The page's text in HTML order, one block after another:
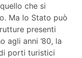
che si
Ma lo Stato può
presenti
agli anni ’80, la
porti turistici